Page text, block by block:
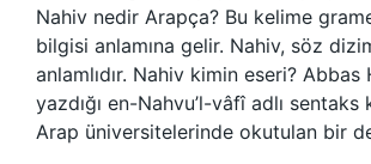
Nahiv nedir Arapça? Bu kelime
bilgisi anlamına gelir. Nahiv, söz
anlamlıdır. Nahiv kimin eseri? Abbas
yazdığı en-Nahvu’l-vâfî adlı sentaks
Arap üniversitelerinde okutulan bir